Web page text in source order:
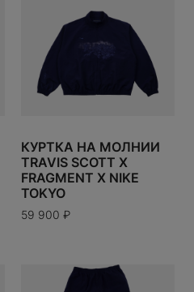
КУРТКА НА МОЛНИИ
TRAVIS SCOTT X
FRAGMENT X NIKE
TOKYO
59 900 ₽